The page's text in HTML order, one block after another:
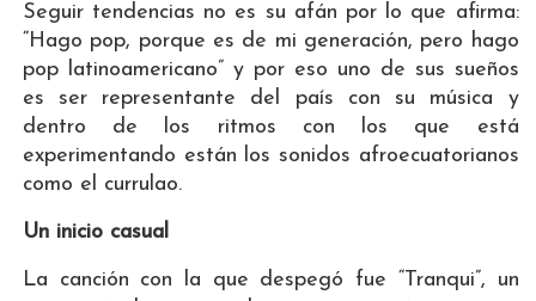
Seguir tendencias no es su afán por lo que afirma:
“Hago pop, porque es de mi generación, pero hago
pop latinoamericano” y por eso uno de sus sueños
es ser representante del país con su música y
dentro de los ritmos con los que está
experimentando están los sonidos afroecuatorianos
como el currulao.
Un inicio casual
La canción con la que despegó fue “Tranqui”, un